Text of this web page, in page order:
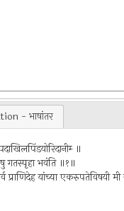
- भाषांतर
॥
गतस्पृहा भवंति ॥१॥
यांच्या एकरुपतेविषयी